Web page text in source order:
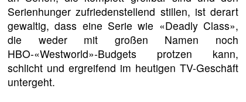
Serienhunger zufriedenstellend stillen, ist derart
gewaltig, dass eine Serie wie «Deadly Class»,
die weder mit großen Namen noch
HBO-«Westworld»-Budgets protzen kann,
schlicht und ergreifend im heutigen TV-Geschäft
untergeht.